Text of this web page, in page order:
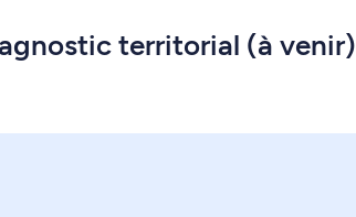
territorial (à venir)